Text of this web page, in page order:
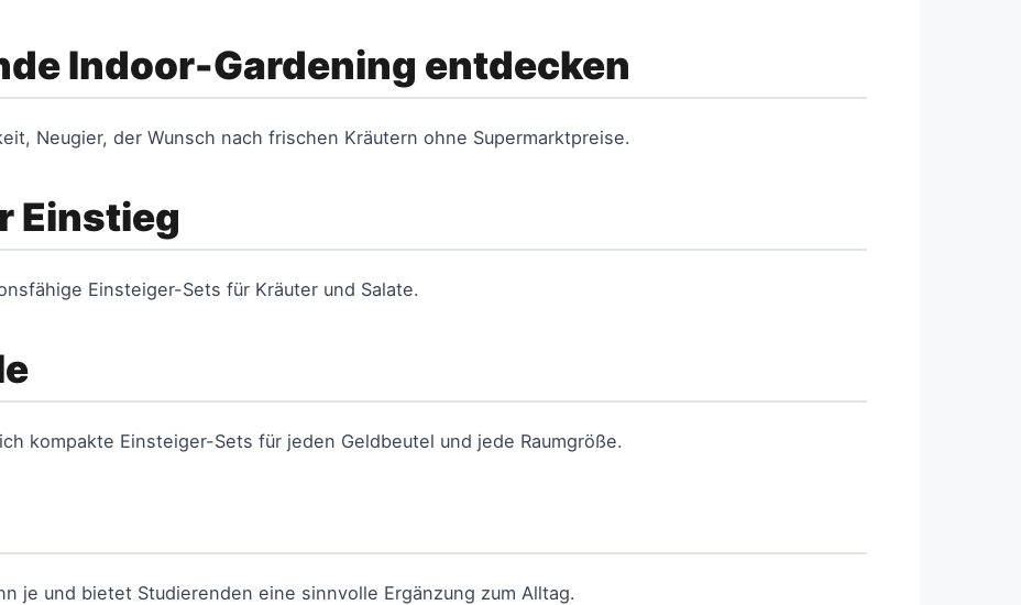
Indoor-Gardening entdecken
Neugier, der Wunsch nach frischen Kräutern ohne Supermarktpreise.
Einstieg
Einsteiger-Sets für Kräuter und Salate.
kompakte Einsteiger-Sets für jeden Geldbeutel und jede Raumgröße.
je und bietet Studierenden eine sinnvolle Ergänzung zum Alltag.